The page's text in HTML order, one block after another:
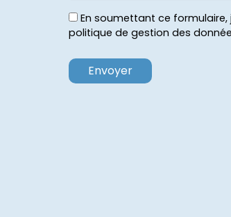
En soumettant ce
politique de gestion des